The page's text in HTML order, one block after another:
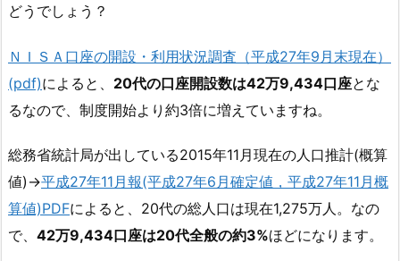
どうでしょう？
ＮＩＳＡ口座の開設・利用状況調査（平成27年9月末現在）
(pdf)によると、 20代の口座開設数は42万9,434口座とな
るなので、制度開始より約3倍に増えていますね。
総務省統計局が出している2015年11月現在の人口推計(概算
値)→平成27年11月報(平成27年6月確定値，平成27年11月概
算値)PDFによると、20代の総人口は現在1,275万人。なの
で、 42万9,434口座は20代全般の約3%ほどになります。